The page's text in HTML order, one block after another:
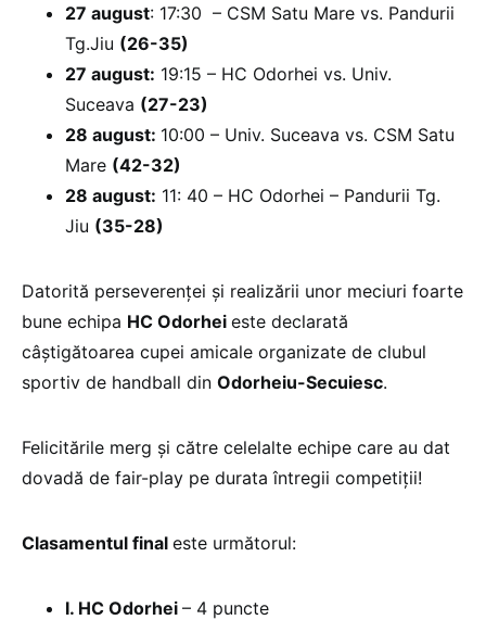
27 august: 17:30 – CSM Satu Mare vs. Pandurii
Tg.Jiu (26-35)
27 august: 19:15 – HC Odorhei vs. Univ.
Suceava (27-23)
28 august: 10:00 – Univ. Suceava vs. CSM Satu
Mare (42-32)
28 august: 11: 40 – HC Odorhei – Pandurii Tg.
Jiu (35-28)
Datorită perseverenţei şi realizării unor meciuri foarte
bune echipa HC Odorhei este declarată
câştigătoarea cupei amicale organizate de clubul
sportiv de handball din Odorheiu-Secuiesc.
Felicitările merg şi către celelalte echipe care au dat
dovadă de fair-play pe durata întregii competiţii!
Clasamentul final este următorul:
I. HC Odorhei – 4 puncte